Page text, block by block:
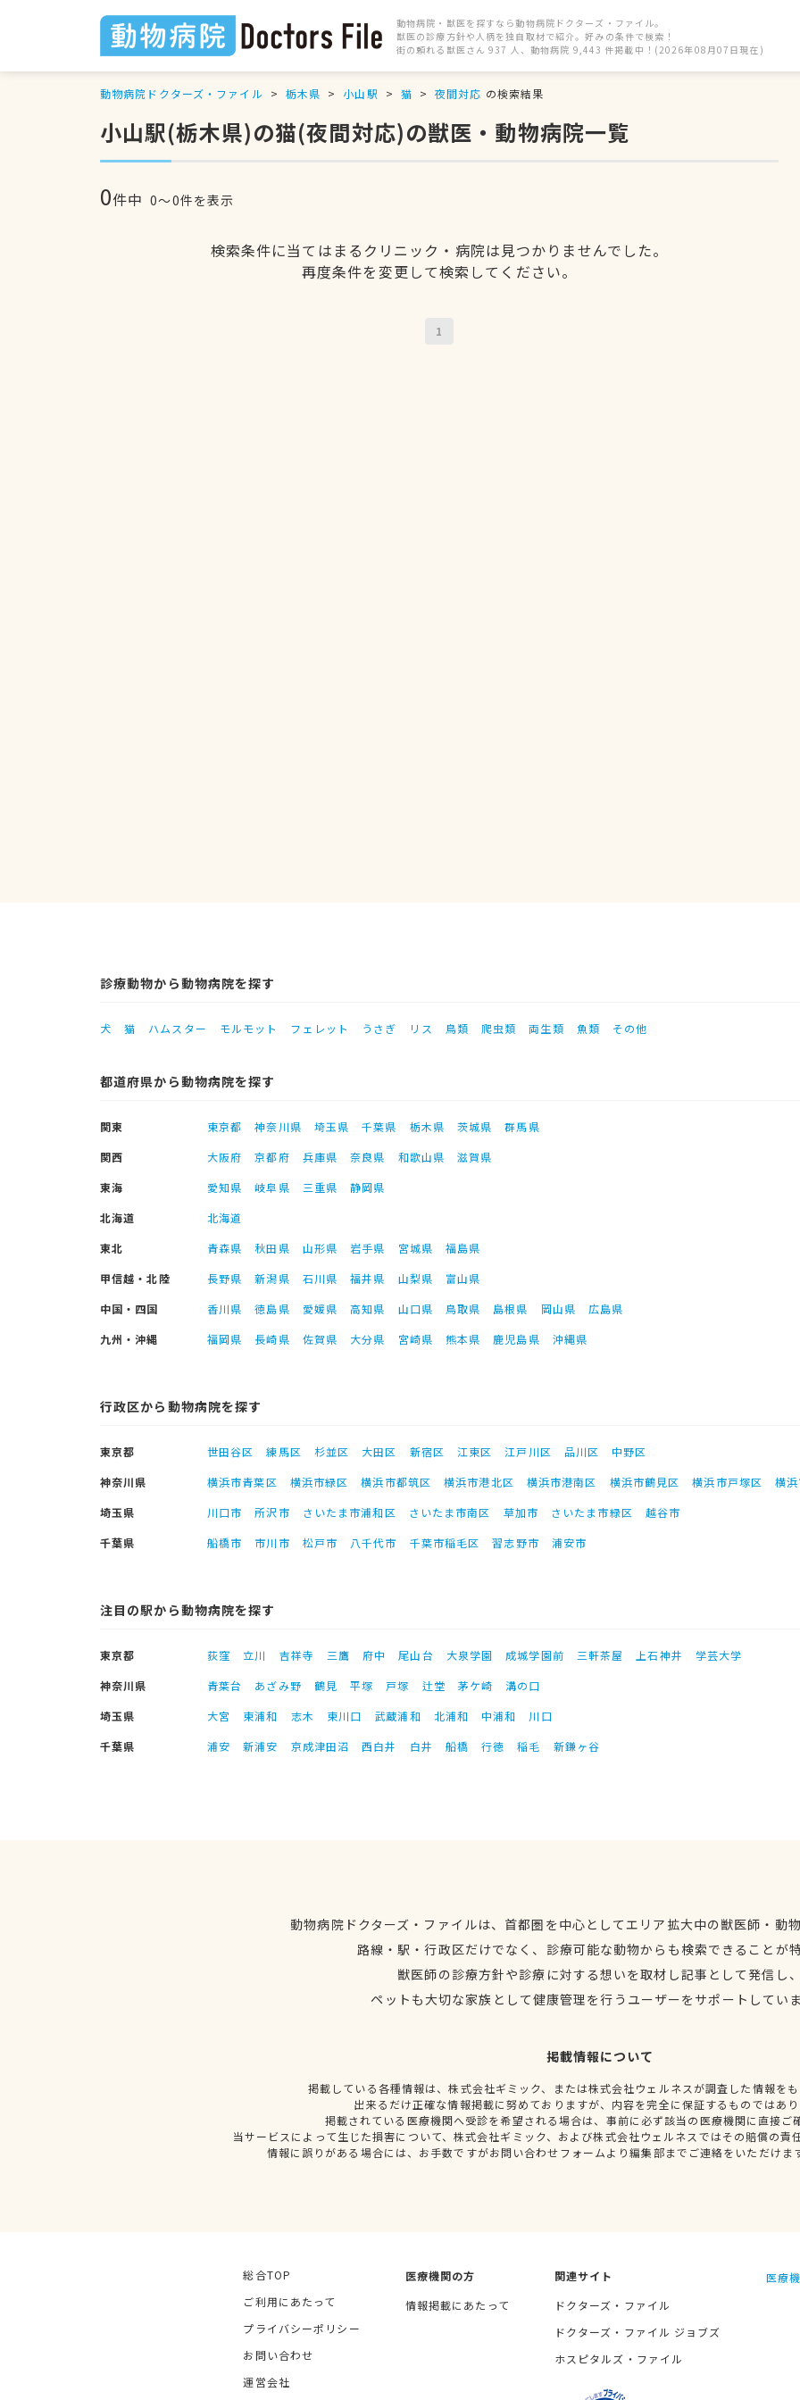
動物病院・獣医を探すなら動物病院ドクターズ・ファイル。
獣医の診療方針や人柄を独自取材で紹介。好みの条件で検索！
街の頼れる獣医さん 937 人、動物病院 9,443 件掲載中！(2026年08月07日現在)
動物病院ドクターズ・ファイル 栃木県 小山駅 猫 夜間対応 の検索結果
小山駅(栃木県)の猫(夜間対応)の獣医・動物病院一覧
0件中 0〜0件を表示
検索条件に当てはまるクリニック・病院は見つかりませんでした。
再度条件を変更して検索してください。
1
診療動物から動物病院を探す
犬 猫 ハムスター モルモット フェレット うさぎ リス 鳥類 爬虫類 両生類 魚類 その他
都道府県から動物病院を探す
関東 東京都 神奈川県 埼玉県 千葉県 栃木県 茨城県
群馬県
関西
大阪府 京都府 兵庫県 奈良県 和歌山県
滋賀県
東海
愛知県 岐阜県 三重県
静岡県
北海道
北海道
東北
青森県 秋田県 山形県 岩手県 宮城県
福島県
甲信越・北陸
長野県 新潟県 石川県 福井県 山梨県
富山県
中国・四国
香川県 徳島県 愛媛県 高知県 山口県 鳥取県 島根県 岡山県
広島県
九州・沖縄
福岡県 長崎県 佐賀県 大分県 宮崎県 熊本県 鹿児島県 沖縄県
行政区から動物病院を探す
東京都 世田谷区 練馬区 杉並区 大田区 新宿区 江東区 江戸川区 品川区
中野区
神奈川県
横浜市青葉区 横浜市緑区 横浜市都筑区 横浜市港北区 横浜市港南区 横浜市鶴見区 横浜市戸塚区
横
埼玉県
川口市 所沢市 さいたま市浦和区 さいたま市南区 草加市 さいたま市緑区
越谷市
千葉県
船橋市 市川市 松戸市 八千代市 千葉市稲毛区 習志野市 浦安市
注目の駅から動物病院を探す
東京都 荻窪 立川 吉祥寺 三鷹 府中 尾山台 大泉学園 成城学園前 三軒茶屋 上石神井
学芸大学
神奈川県
青葉台 あざみ野 鶴見 平塚 戸塚 辻堂 茅ケ崎
溝の口
埼玉県
大宮 東浦和 志木 東川口 武蔵浦和 北浦和 中浦和
川口
千葉県
浦安 新浦安 京成津田沼 西白井 白井 船橋 行徳 稲毛 新鎌ヶ谷
動物病院ドクターズ・ファイルは、首都圏を中心としてエリア拡大中の獣医師・動
路線・駅・行政区だけでなく、診療可能な動物からも検索できることが
獣医師の診療方針や診療に対する想いを取材し記事として発信し
ペットも大切な家族として健康管理を行うユーザーをサポートしてい
掲載情報について
掲載している各種情報は、株式会社ギミック、または株式会社ウェルネスが調査した情報を
出来るだけ正確な情報掲載に努めておりますが、内容を完全に保証するものではあ
掲載されている医療機関へ受診を希望される場合は、事前に必ず該当の医療機関に直接ご
当サービスによって生じた損害について、株式会社ギミック、および株式会社ウェルネスではその賠償の責
情報に誤りがある場合には、お手数ですがお問い合わせフォームより編集部までご連絡をいただけま
総合TOP
ご利用にあたって
プライバシーポリシー
お問い合わせ
運営会社
医療機関の方
情報掲載にあたって
関連サイト
ドクターズ・ファイル
ドクターズ・ファイル ジョブズ
ホスピタルズ・ファイル
医療